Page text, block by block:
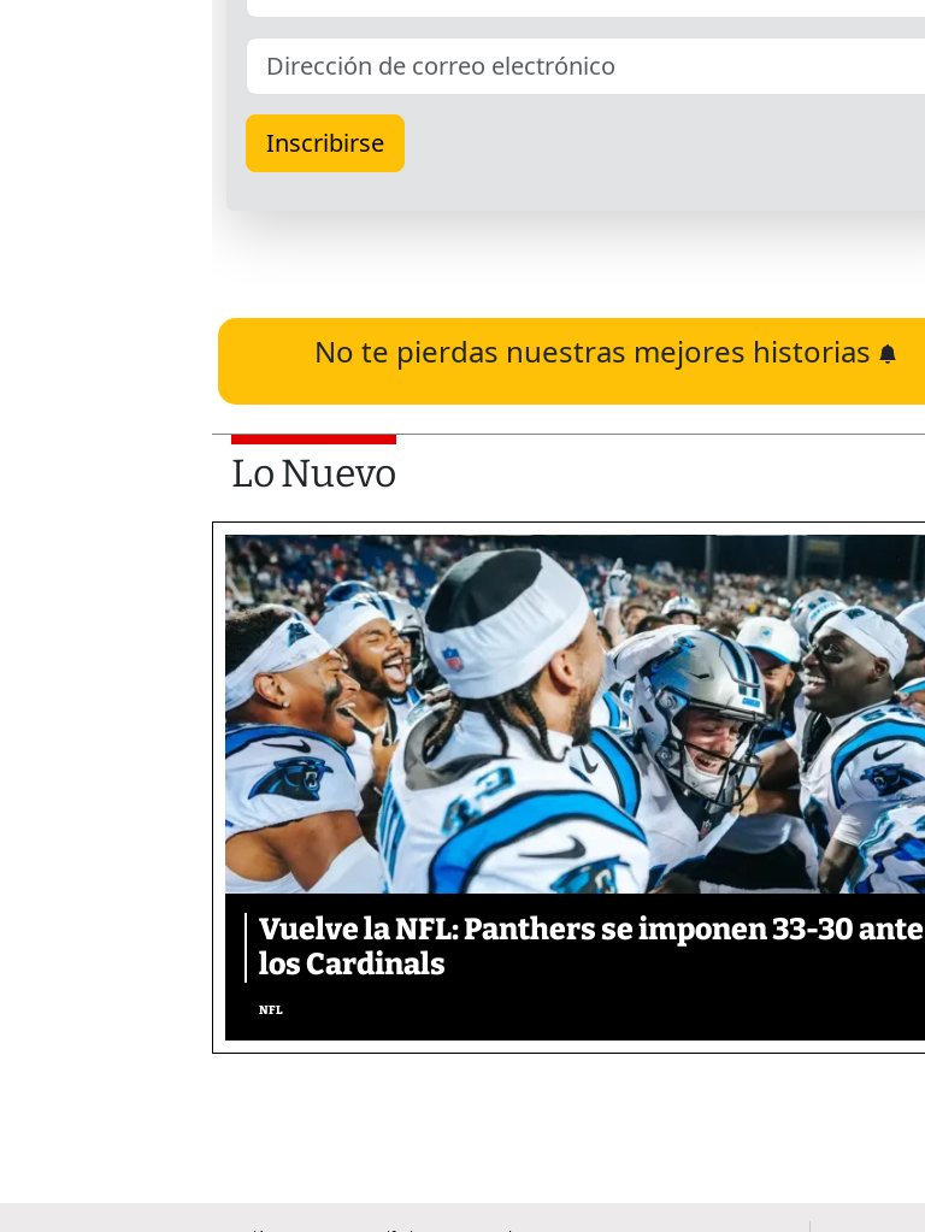
No te pierdas nuestras mejores historias
Lo Nuevo
Vuelve la NFL: Panthers se imponen 33-30 ante
los Cardinals
NFL